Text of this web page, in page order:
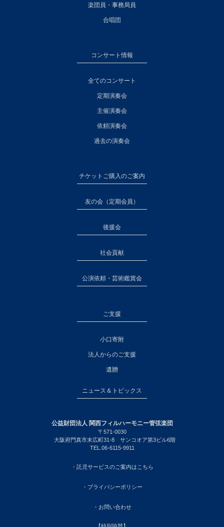
楽団員・事務局員
合唱団
コンサート情報
全てのコンサート
定期演奏会
主催演奏会
依頼演奏会
過去の演奏会
チケットご購入のご案内
友の会（定期会員）
後援会
社会貢献
公演依頼・芸術鑑賞会
ご支援
小口寄附
法人からのご支援
遺贈
ニュース＆トピックス
公益財団法人 関西フィルハーモニー管弦楽団
〒571-0030
大阪府門真市末広町31-8 サンコオア第3ビル6階
TEL.06-6115-9911
・託児サービスのご案内はこちら
・プライバシーポリシー
・お問い合わせ